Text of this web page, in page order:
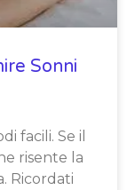
Sonni
facili. Se il
risente la
Ricordati